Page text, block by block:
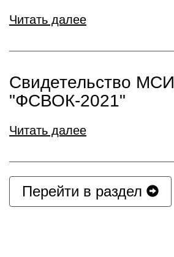
Читать далее
Свидетельство МСИ
"ФСВОК-2021"
Читать далее
Перейти в раздел